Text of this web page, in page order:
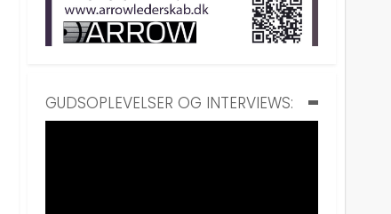
GUDSOPLEVELSER OG INTERVIEWS: